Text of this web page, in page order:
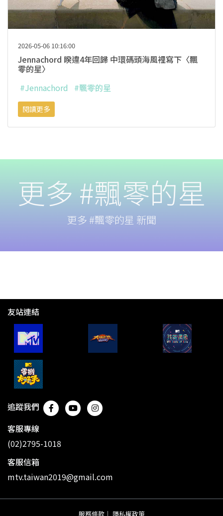
2026-05-06 10:16:00
Jennachord 睽違4年回歸 中環碼頭海風裡寫下〈飄
零的星〉
#Jennachord
#飄零的星
閱讀更多
更多 #飄零的星
更多 #飄零的星 新聞
友站連結
追蹤我們
客服專線
(02)2795-1018
客服信箱
mtv.taiwan2019@gmail.com
服務條款 ｜ 隱私權政策